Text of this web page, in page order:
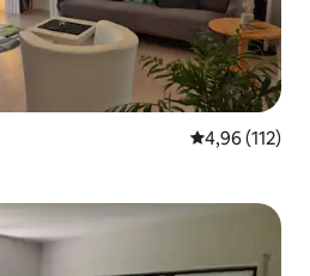
Prosječna
4,96 (112)